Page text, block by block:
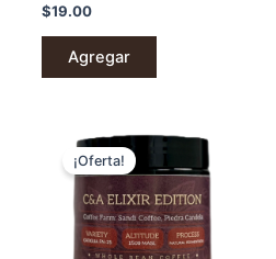
$19.00
Agregar
¡Oferta!
El
precio
original
era:
$14.00.
El
precio
actual
es:
$12.00.